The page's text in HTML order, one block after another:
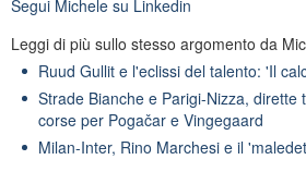
Segui Michele su Linkedin
Leggi di più sullo stesso argomento da
Ruud Gullit e l'eclissi del talento: 'Il
Strade Bianche e Parigi-Nizza, dirette
corse per Pogačar e Vingegaard
Milan-Inter, Rino Marchesi e il